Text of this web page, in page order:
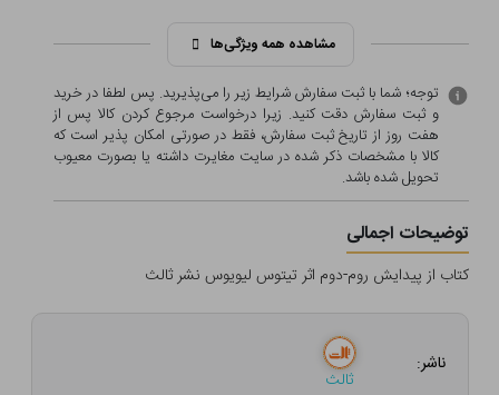
مشاهده همه ویژگی‌ها
توجه؛ شما با ثبت سفارش شرایط زیر را می‌پذیرید. پس لطفا در خرید
و ثبت سفارش دقت کنید. زیرا درخواست مرجوع کردن کالا پس از
هفت روز از تاریخ ثبت سفارش، فقط در صورتی امکان پذیر است که
کالا با مشخصات ذکر شده در سایت مغایرت داشته یا بصورت معيوب
تحویل شده باشد.
توضیحات اجمالی
کتاب از پیدایش روم-دوم اثر تیتوس لیویوس نشر ثالث
ناشر:
ثالث